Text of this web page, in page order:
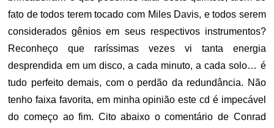
fato de todos terem tocado com Miles Davis, e todos serem
considerados gênios em seus respectivos instrumentos?
Reconheço que raríssimas vezes vi tanta energia
desprendida em um disco, a cada minuto, a cada solo… é
tudo perfeito demais, com o perdão da redundância. Não
tenho faixa favorita, em minha opinião este cd é impecável
do começo ao fim. Cito abaixo o comentário de Conrad